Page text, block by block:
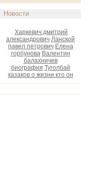
Новости
Харкевич дмитрий
александрович Ланской
павел петрович Елена
горбунова Валентин
балахничев
биография Туголбай
казаков о жизни кто он